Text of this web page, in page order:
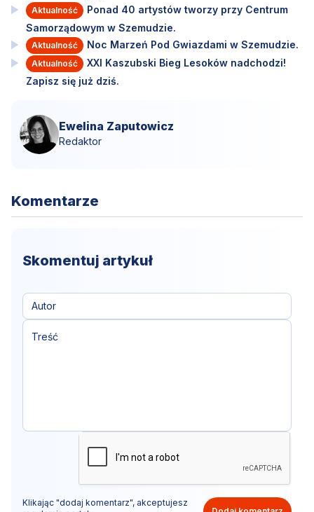
Aktualność
Ponad 40 artystów tworzy przy Centrum
Samorządowym w Szemudzie.
Aktualność Noc Marzeń Pod Gwiazdami w Szemudzie.
Aktualność
XXI Kaszubski Bieg Lesoków nadchodzi!
Zapisz się już dziś.
Ewelina Zaputowicz
Redaktor
Komentarze
Skomentuj artykuł
Klikając "dodaj komentarz", akceptujesz